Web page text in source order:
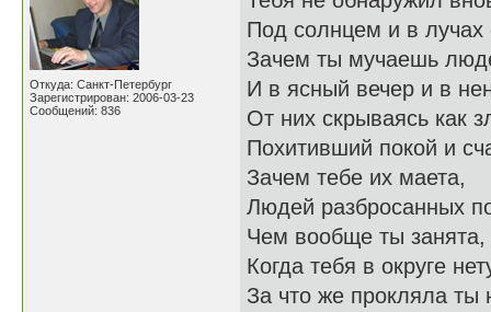
Откуда: Санкт-Петербург
Зарегистрирован: 2006-03-23
Сообщений: 836
Под солнцем и в лучах
Зачем ты мучаешь
И в ясный вечер и в
От них скрываясь как
Похитивший покой и
Зачем тебе их маета,
Людей разбросанных
Чем вообще ты занята,
Когда тебя в округе
За что же прокляла ты